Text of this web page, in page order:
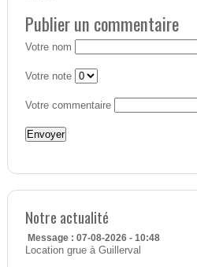
Publier un commentaire
Votre nom
Votre note
Votre commentaire
Notre actualité
Message : 07-08-2026 - 10:48
Location grue à Guillerval